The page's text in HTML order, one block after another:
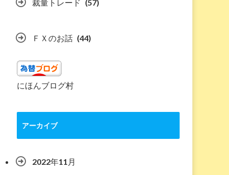
裁量トレード (57)
ＦＸのお話 (44)
にほんブログ村
アーカイブ
2022年11月